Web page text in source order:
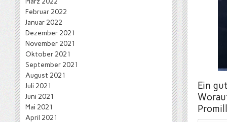
Ein
Februar 2022
Januar 2022
Dezember 2021
November 2021
Oktober 2021
September 2021
August 2021
Juli 2021
Juni 2021
Mai 2021
April 2021